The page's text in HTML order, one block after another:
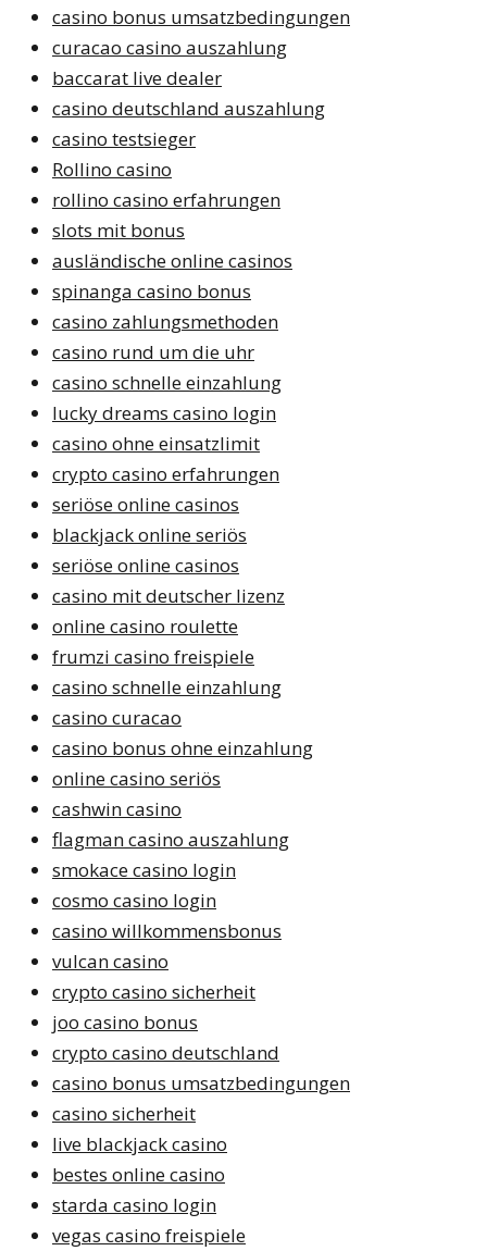
casino bonus umsatzbedingungen
curacao casino auszahlung
baccarat live dealer
casino deutschland auszahlung
casino testsieger
Rollino casino
rollino casino erfahrungen
slots mit bonus
ausländische online casinos
spinanga casino bonus
casino zahlungsmethoden
casino rund um die uhr
casino schnelle einzahlung
lucky dreams casino login
casino ohne einsatzlimit
crypto casino erfahrungen
seriöse online casinos
blackjack online seriös
seriöse online casinos
casino mit deutscher lizenz
online casino roulette
frumzi casino freispiele
casino schnelle einzahlung
casino curacao
casino bonus ohne einzahlung
online casino seriös
cashwin casino
flagman casino auszahlung
smokace casino login
cosmo casino login
casino willkommensbonus
vulcan casino
crypto casino sicherheit
joo casino bonus
crypto casino deutschland
casino bonus umsatzbedingungen
casino sicherheit
live blackjack casino
bestes online casino
starda casino login
vegas casino freispiele